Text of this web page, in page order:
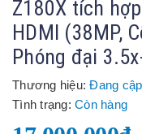
Z180X tích
HDMI (38MP,
Phóng đại
Thương hiệu: Đang
Tình trạng: Còn hàng